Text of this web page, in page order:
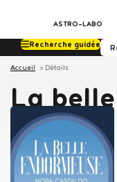
ASTRO-LABO
Recherche guidée
Accueil Détails
La